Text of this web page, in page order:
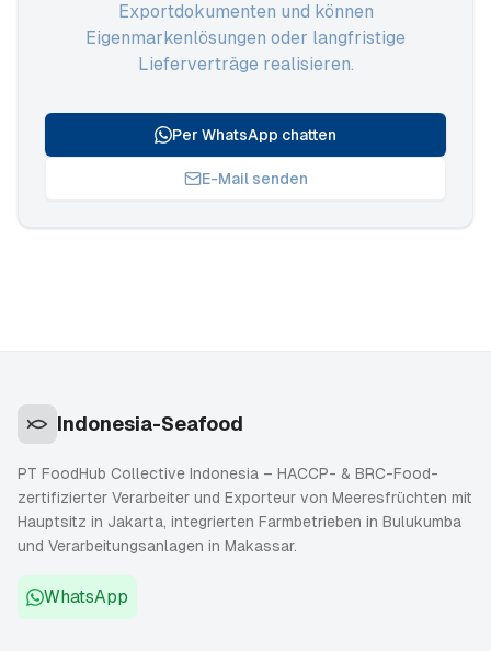
Exportdokumenten und können
Eigenmarkenlösungen oder langfristige
Lieferverträge realisieren.
Per WhatsApp chatten
E-Mail senden
Indonesia-Seafood
PT FoodHub Collective Indonesia – HACCP- & BRC-Food-
zertifizierter Verarbeiter und Exporteur von Meeresfrüchten mit
Hauptsitz in Jakarta, integrierten Farmbetrieben in Bulukumba
und Verarbeitungsanlagen in Makassar.
WhatsApp